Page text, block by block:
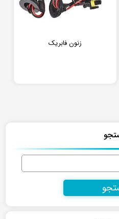
زنون فابریک